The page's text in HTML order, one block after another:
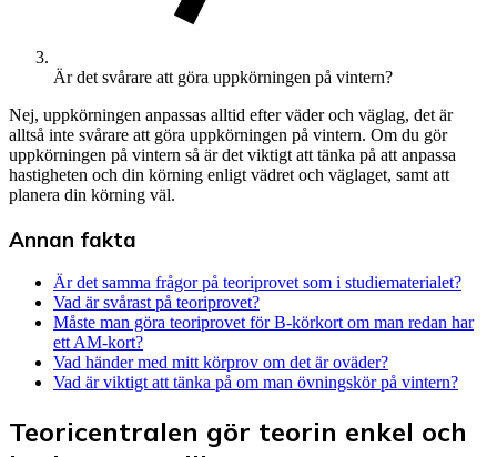
Är det svårare att göra uppkörningen på vintern?
Nej, uppkörningen anpassas alltid efter väder och väglag, det är
alltså inte svårare att göra uppkörningen på vintern. Om du gör
uppkörningen på vintern så är det viktigt att tänka på att anpassa
hastigheten och din körning enligt vädret och väglaget, samt att
planera din körning väl.
Annan fakta
Är det samma frågor på teoriprovet som i studiematerialet?
Vad är svårast på teoriprovet?
Måste man göra teoriprovet för B-körkort om man redan har
ett AM-kort?
Vad händer med mitt körprov om det är oväder?
Vad är viktigt att tänka på om man övningskör på vintern?
Teoricentralen gör teorin enkel och